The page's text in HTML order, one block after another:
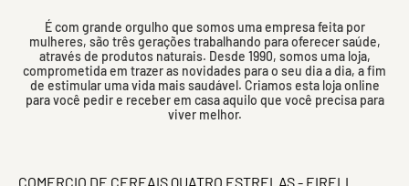
É com grande orgulho que somos uma empresa feita por
mulheres, são três gerações trabalhando para oferecer saúde,
através de produtos naturais. Desde 1990, somos uma loja,
comprometida em trazer as novidades para o seu dia a dia, a fim
de estimular uma vida mais saudável. Criamos esta loja online
para você pedir e receber em casa aquilo que você precisa para
viver melhor.
COMERCIO DE CEREAIS QUATRO ESTRELAS - EIRELI